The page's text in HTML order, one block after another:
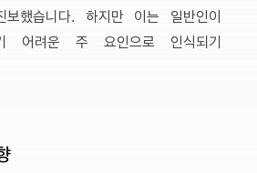
보했습니다. 하지만 이는 일반인이
어려운 주 요인으로 인식되기